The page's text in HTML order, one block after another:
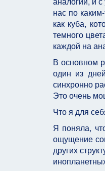
нас по
как куба,
темного
каждой на
В основном
один из
синхронно
Это очень
Что я для
Я поняла,
ощущение
других